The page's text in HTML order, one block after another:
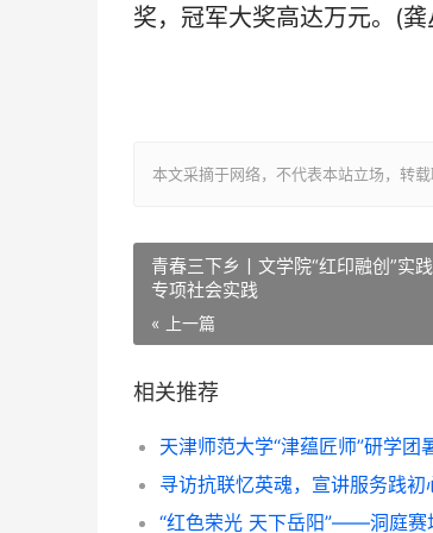
奖，冠军大奖高达万元。(龚
本文采摘于网络，不代表本站立场，
青春三下乡丨文学院“红印融创”实
专项社会实践
« 上一篇
相关推荐